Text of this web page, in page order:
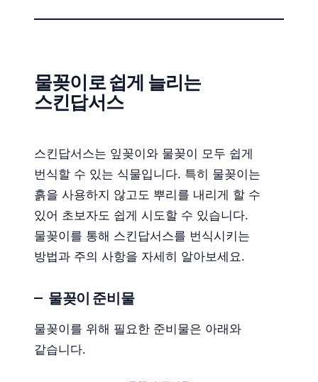
물꽂이로 쉽게 늘리는
스킨답서스
스킨답서스는 잎꽂이와 물꽂이 모두 쉽게
번식할 수 있는 식물입니다. 특히 물꽂이는
흙을 사용하지 않고도 뿌리를 내리게 할 수
있어 초보자도 쉽게 시도할 수 있습니다.
물꽂이를 통해 스킨답서스를 번식시키는
방법과 주의 사항을 자세히 알아보세요.
물꽂이 준비물
물꽂이를 위해 필요한 준비물은 아래와
같습니다.